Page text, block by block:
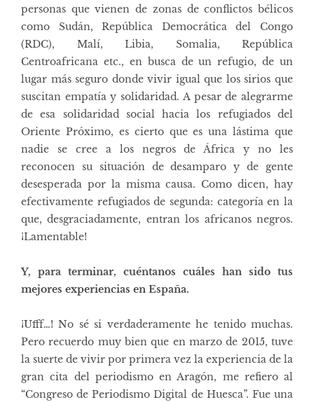
personas que vienen de zonas de conflictos bélicos
como Sudán, República Democrática del Congo
(RDC), Malí, Libia, Somalia, República
Centroafricana etc., en busca de un refugio, de un
lugar más seguro donde vivir igual que los sirios que
suscitan empatía y solidaridad. A pesar de alegrarme
de esa solidaridad social hacia los refugiados del
Oriente Próximo, es cierto que es una lástima que
nadie se cree a los negros de África y no les
reconocen su situación de desamparo y de gente
desesperada por la misma causa. Como dicen, hay
efectivamente refugiados de segunda: categoría en la
que, desgraciadamente, entran los africanos negros.
¡Lamentable!
Y, para terminar, cuéntanos cuáles han sido tus
mejores experiencias en España.
¡Ufff…! No sé si verdaderamente he tenido muchas.
Pero recuerdo muy bien que en marzo de 2015, tuve
la suerte de vivir por primera vez la experiencia de la
gran cita del periodismo en Aragón, me refiero al
“Congreso de Periodismo Digital de Huesca”. Fue una